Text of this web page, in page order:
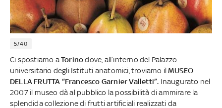
5/40
Ci spostiamo aTorinodove, all’interno del Palazzo
universitario degli Istituti anatomici, troviamo ilMUSEO
DELLA FRUTTA “Francesco Garnier Valletti”. Inaugurato nel
2007 il museo dà al pubblico la possibilità di ammirare la
splendida collezione di frutti artificiali realizzati da